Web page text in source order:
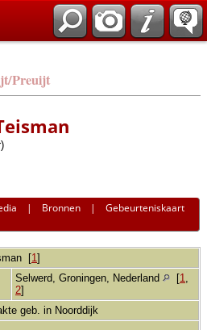
Preuijt
| Bronnen |Gebeurteniskaart
[1]
Selwerd, Groningen, Nederland [1,
2]
geb. in Noorddijk